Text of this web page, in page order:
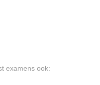
examens ook: